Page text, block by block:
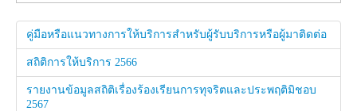
คู่มือหรือแนวทางการให้บริการสำหรับผู้รับบริการหรือผู้มาติดต่อ
สถิติการให้บริการ 2566
รายงานข้อมูลสถิติเรื่องร้องเรียนการทุจริตและประพฤติมิชอบ
2567